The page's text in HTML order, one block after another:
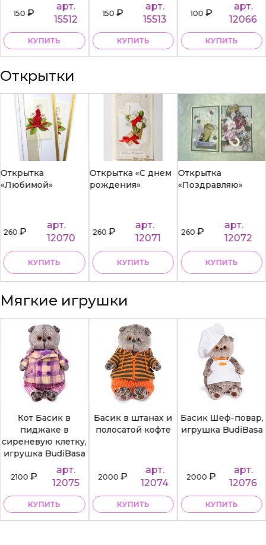
150₽
арт.
15512
КУПИТЬ
150₽
арт.
15513
КУПИТЬ
100₽
арт.
12066
КУПИТЬ
Открытки
Открытка
«Любимой»
260₽
арт.
12070
КУПИТЬ
Открытка «С днем
рождения»
260₽
арт.
12071
КУПИТЬ
Открытка
«Поздравляю»
260₽
арт.
12072
КУПИТЬ
Мягкие игрушки
Кот Басик в
пиджаке в
сиреневую клетку,
игрушка BudiBasa
2100₽
арт.
12075
КУПИТЬ
Басик в штанах и
полосатой кофте
2000₽
арт.
12074
КУПИТЬ
Басик Шеф-повар,
игрушка BudiBasa
2000₽
арт.
12076
КУПИТЬ